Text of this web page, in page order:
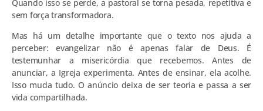
Quando isso se perde, a pastoral se torna pesada, repetitiva e
sem força transformadora.
Mas há um detalhe importante que o texto nos ajuda a
perceber: evangelizar não é apenas falar de Deus. É
testemunhar a misericórdia que recebemos. Antes de
anunciar, a Igreja experimenta. Antes de ensinar, ela acolhe.
Isso muda tudo. O anúncio deixa de ser teoria e passa a ser
vida compartilhada.